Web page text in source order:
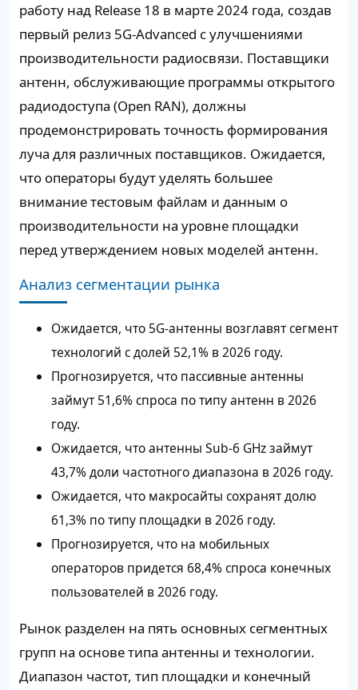
работу над Release 18 в марте 2024 года, создав
первый релиз 5G-Advanced с улучшениями
производительности радиосвязи. Поставщики
антенн, обслуживающие программы открытого
радиодоступа (Open RAN), должны
продемонстрировать точность формирования
луча для различных поставщиков. Ожидается,
что операторы будут уделять большее
внимание тестовым файлам и данным о
производительности на уровне площадки
перед утверждением новых моделей антенн.
Анализ сегментации рынка
Ожидается, что 5G-антенны возглавят сегмент
технологий с долей 52,1% в 2026 году.
Прогнозируется, что пассивные антенны
займут 51,6% спроса по типу антенн в 2026
году.
Ожидается, что антенны Sub-6 GHz займут
43,7% доли частотного диапазона в 2026 году.
Ожидается, что макросайты сохранят долю
61,3% по типу площадки в 2026 году.
Прогнозируется, что на мобильных
операторов придется 68,4% спроса конечных
пользователей в 2026 году.
Рынок разделен на пять основных сегментных
групп на основе типа антенны и технологии.
Диапазон частот, тип площадки и конечный